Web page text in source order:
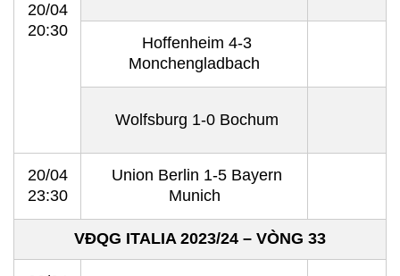
20/04
20:30
Hoffenheim 4-3
Monchengladbach
Wolfsburg 1-0 Bochum
20/04
23:30
Union Berlin 1-5 Bayern
Munich
VĐQG ITALIA 2023/24 – VÒNG 33